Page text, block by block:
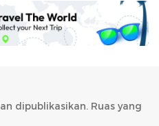
dipublikasikan. Ruas yang